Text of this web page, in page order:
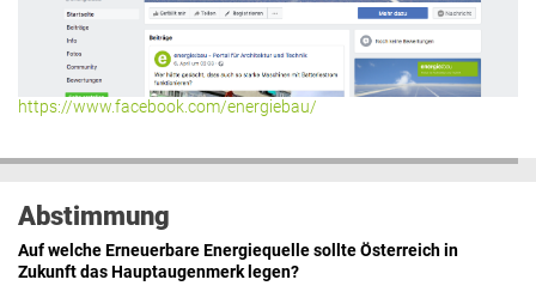
https://www.facebook.com/energiebau/
Abstimmung
Auf welche Erneuerbare Energiequelle sollte Österreich in
Zukunft das Hauptaugenmerk legen?